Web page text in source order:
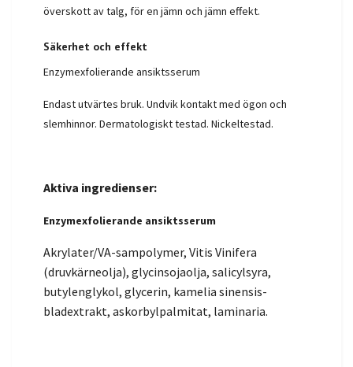
överskott av talg, för en jämn och jämn effekt.
Säkerhet och effekt
Enzymexfolierande ansiktsserum
Endast utvärtes bruk. Undvik kontakt med ögon och
slemhinnor. Dermatologiskt testad. Nickeltestad.
Aktiva ingredienser:
Enzymexfolierande ansiktsserum
Akrylater/VA-sampolymer, Vitis Vinifera
(druvkärneolja), glycinsojaolja, salicylsyra,
butylenglykol, glycerin, kamelia sinensis-
bladextrakt, askorbylpalmitat, laminaria.